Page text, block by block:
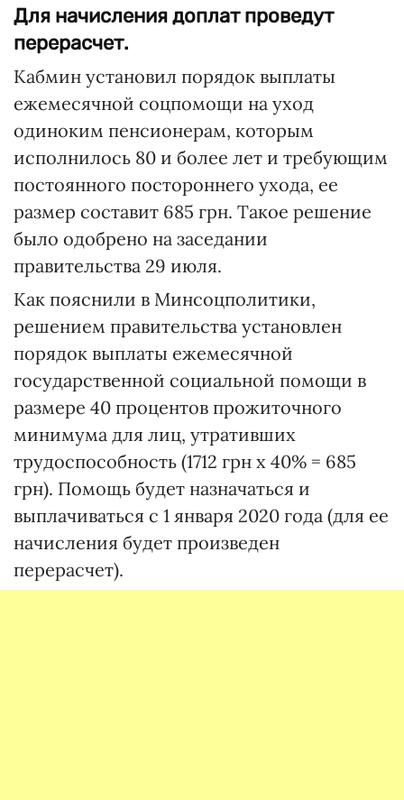
Для начисления доплат проведут
перерасчет.
Кабмин установил порядок выплаты
ежемесячной соцпомощи на уход
одиноким пенсионерам, которым
исполнилось 80 и более лет и требующим
постоянного постороннего ухода, ее
размер составит 685 грн. Такое решение
было одобрено на заседании
правительства 29 июля.
Как пояснили в Минсоцполитики,
решением правительства установлен
порядок выплаты ежемесячной
государственной социальной помощи в
размере 40 процентов прожиточного
минимума для лиц, утративших
трудоспособность (1712 грн х 40% = 685
грн). Помощь будет назначаться и
выплачиваться с 1 января 2020 года (для ее
начисления будет произведен
перерасчет).